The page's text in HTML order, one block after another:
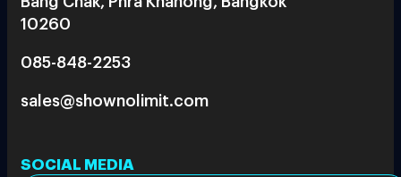
10260
085-848-2253
sales@shownolimit.com
SOCIAL MEDIA